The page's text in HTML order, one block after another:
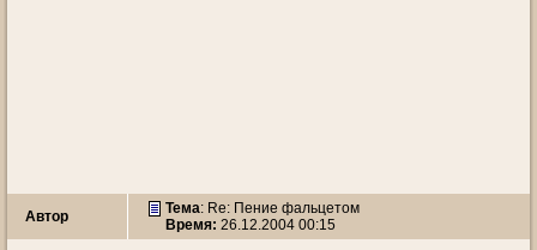
Автор Тема: Re: Пение фальцетом
Время: 26.12.2004 00:15